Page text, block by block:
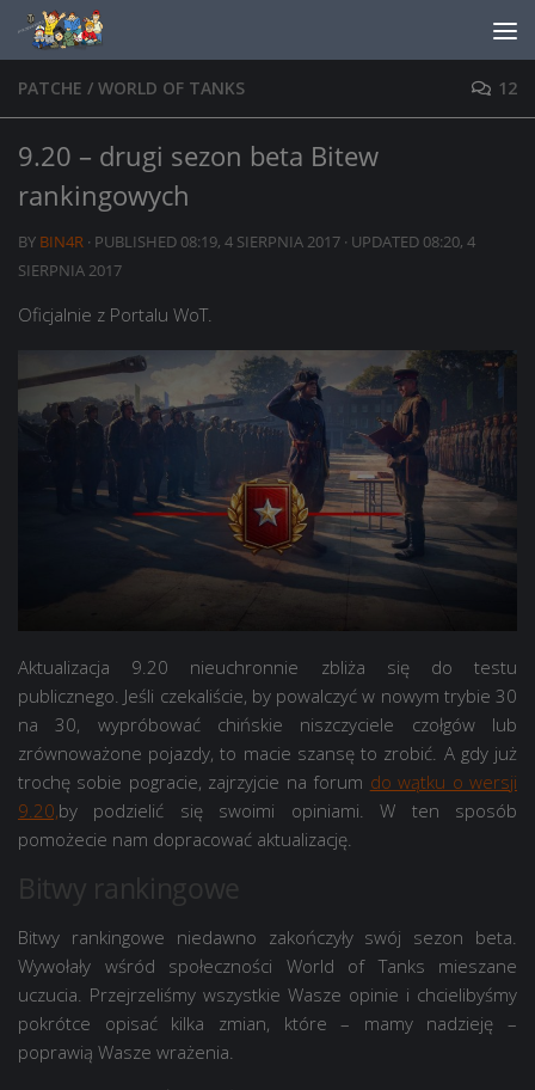
Skip to content
PATCHE / WORLD OF TANKS 12
9.20 – drugi sezon beta Bitew
rankingowych
BY BIN4R · PUBLISHED 08:19, 4 SIERPNIA 2017 · UPDATED 08:20, 4
SIERPNIA 2017
Oficjalnie z Portalu WoT.
Aktualizacja 9.20 nieuchronnie zbliża się do testu
publicznego. Jeśli czekaliście, by powalczyć w nowym trybie 30
na 30, wypróbować chińskie niszczyciele czołgów lub
zrównoważone pojazdy, to macie szansę to zrobić. A gdy już
trochę sobie pogracie, zajrzyjcie na forum do wątku o wersji
9.20,by podzielić się swoimi opiniami. W ten sposób
pomożecie nam dopracować aktualizację.
Bitwy rankingowe
Bitwy rankingowe niedawno zakończyły swój sezon beta.
Wywołały wśród społeczności World of Tanks mieszane
uczucia. Przejrzeliśmy wszystkie Wasze opinie i chcielibyśmy
pokrótce opisać kilka zmian, które – mamy nadzieję –
poprawią Wasze wrażenia.